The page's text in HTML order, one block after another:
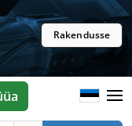
Rakendusse